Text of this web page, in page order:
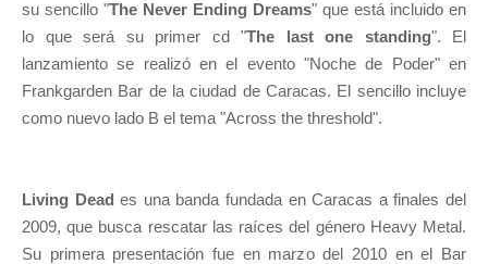
su sencillo "The Never Ending Dreams" que está incluido en
lo que será su primer cd "The last one standing". El
lanzamiento se realizó en el evento "Noche de Poder" en
Frankgarden Bar de la ciudad de Caracas. El sencillo incluye
como nuevo lado B el tema "Across the threshold".
Living Dead es una banda fundada en Caracas a finales del
2009, que busca rescatar las raíces del género Heavy Metal.
Su primera presentación fue en marzo del 2010 en el Bar